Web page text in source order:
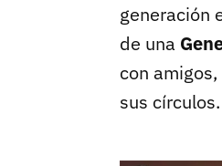
generación
de una
con
sus círculos.